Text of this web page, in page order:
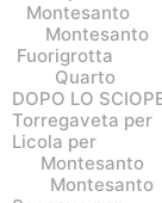
Quarto
DOPO LO
Licola per